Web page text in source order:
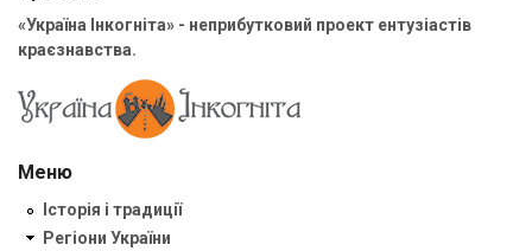
«Україна Інкогніта» - неприбутковий проект ентузіастів
краєзнавства.
Меню
Історія і традиції
Регіони України